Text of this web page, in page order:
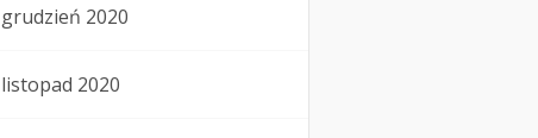
grudzień 2020
listopad 2020